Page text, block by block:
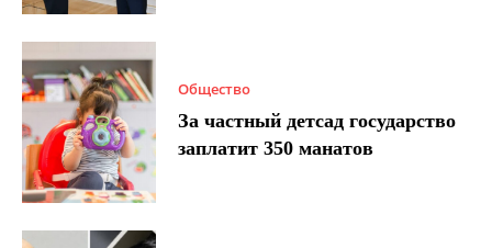
Общество
За частный детсад государство
заплатит 350 манатов